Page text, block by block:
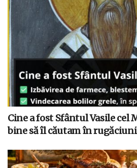
Cine a fost Sfântul Vasile cel
bine să îl căutam în